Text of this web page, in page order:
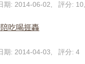
期: 2014-06-02, 評分:
吃喝捱轟
期: 2014-04-03, 評分: 4